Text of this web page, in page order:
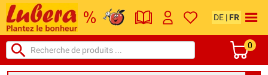
DE | FR
0